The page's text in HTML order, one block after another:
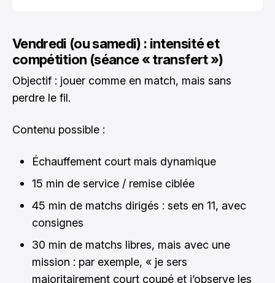
Vendredi (ou samedi) : intensité et
compétition (séance « transfert »)
Objectif : jouer comme en match, mais sans
perdre le fil.
Contenu possible :
Échauffement court mais dynamique
15 min de service / remise ciblée
45 min de matchs dirigés : sets en 11, avec
consignes
30 min de matchs libres, mais avec une
mission : par exemple, « je sers
majoritairement court coupé et j’observe les